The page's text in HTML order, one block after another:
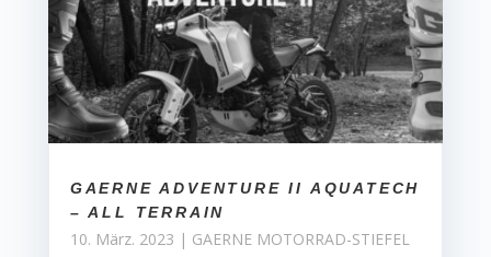
GAERNE ADVENTURE II AQUATECH
– ALL TERRAIN
10. März. 2023 | GAERNE MOTORRAD-STIEFEL